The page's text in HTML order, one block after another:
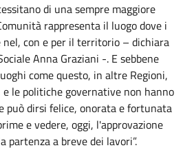
di una sempre maggiore
rappresenta il luogo dove i
con e per il territorio – dichiara
Anna Graziani -. E sebbene
come questo, in altre Regioni,
le politiche governative non hanno
può dirsi felice, onorata e fortunata
e vedere, oggi, l'approvazione
partenza a breve dei lavori”.